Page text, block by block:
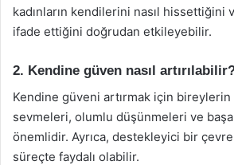
kadınların kendilerini nasıl hissettiğini
ifade ettiğini doğrudan etkileyebilir.
2. Kendine güven nasıl
Kendine güveni artırmak için
sevmeleri, olumlu düşünmeleri ve
önemlidir. Ayrıca, destekleyici bir
süreçte faydalı olabilir.